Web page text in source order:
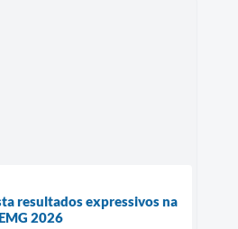
resultados expressivos na
2026